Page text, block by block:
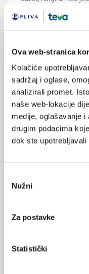
Ova web-stranica
Kolačiće
sadržaj i oglase,
analizirali promet.
naše web-lokacije
medije, oglašavanje
drugim podacima
dok ste upotrebljavali
pristanka
Nužni
Za postavke
Statistički
zahvaćaju
bolest, moždani udar,
Učinci AGE
kod starijih žena
zaštititi koštano tkivo
glikacije, a također